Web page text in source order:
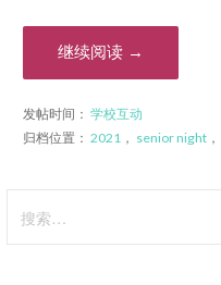
继续阅读 →
发帖时间： 学校互动
归档位置： 2021， senior night，
索：